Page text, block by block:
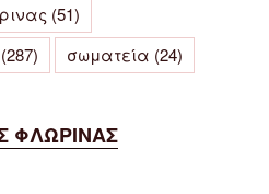
(51)
(287) σωματεία (24)
ΦΛΩΡΙΝΑΣ